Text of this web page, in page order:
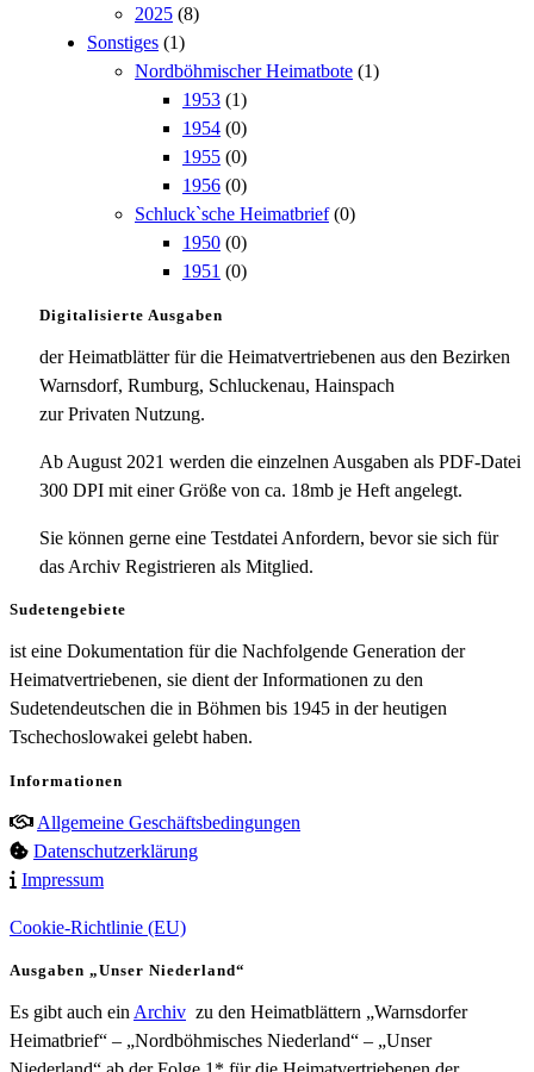
2025 (8)
Sonstiges (1)
Nordböhmischer Heimatbote (1)
1953 (1)
1954 (0)
1955 (0)
1956 (0)
Schluck`sche Heimatbrief (0)
1950 (0)
1951 (0)
Digitalisierte Ausgaben
der Heimatblätter für die Heimatvertriebenen aus den Bezirken
Warnsdorf, Rumburg, Schluckenau, Hainspach
zur Privaten Nutzung.
Ab August 2021 werden die einzelnen Ausgaben als PDF-Datei
300 DPI mit einer Größe von ca. 18mb je Heft angelegt.
Sie können gerne eine Testdatei Anfordern, bevor sie sich für
das Archiv Registrieren als Mitglied.
Sudetengebiete
ist eine Dokumentation für die Nachfolgende Generation der
Heimatvertriebenen, sie dient der Informationen zu den
Sudetendeutschen die in Böhmen bis 1945 in der heutigen
Tschechoslowakei gelebt haben.
Informationen
Allgemeine Geschäftsbedingungen
Datenschutzerklärung
Impressum
Cookie-Richtlinie (EU)
Ausgaben „Unser Niederland“
Es gibt auch einArchiv zu den Heimatblättern „Warnsdorfer
Heimatbrief“ – „Nordböhmisches Niederland“ – „Unser